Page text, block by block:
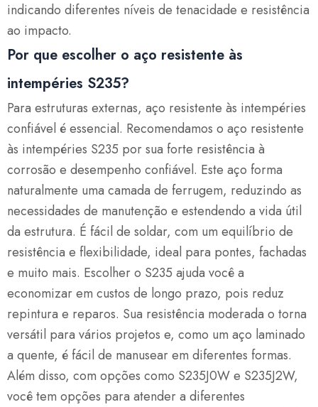
indicando diferentes níveis de tenacidade e resistência
ao impacto.
Por que escolher o aço resistente às
intempéries S235?
Para estruturas externas, aço resistente às intempéries
confiável é essencial. Recomendamos o aço resistente
às intempéries S235 por sua forte resistência à
corrosão e desempenho confiável. Este aço forma
naturalmente uma camada de ferrugem, reduzindo as
necessidades de manutenção e estendendo a vida útil
da estrutura. É fácil de soldar, com um equilíbrio de
resistência e flexibilidade, ideal para pontes, fachadas
e muito mais. Escolher o S235 ajuda você a
economizar em custos de longo prazo, pois reduz
repintura e reparos. Sua resistência moderada o torna
versátil para vários projetos e, como um aço laminado
a quente, é fácil de manusear em diferentes formas.
Além disso, com opções como S235J0W e S235J2W,
você tem opções para atender a diferentes